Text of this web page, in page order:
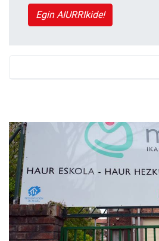
Egin AIURRIkide!